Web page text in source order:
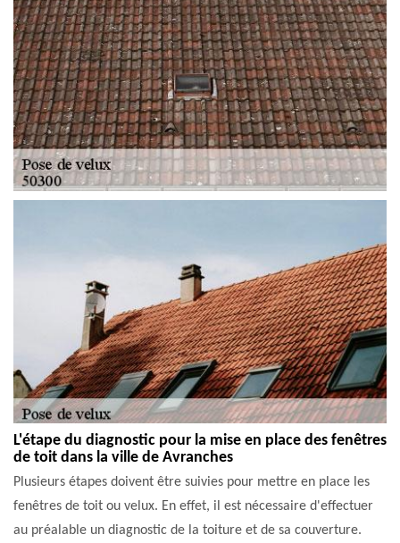
L'étape du diagnostic pour la mise en place des fenêtres
de toit dans la ville de Avranches
Plusieurs étapes doivent être suivies pour mettre en place les
fenêtres de toit ou velux. En effet, il est nécessaire d'effectuer
au préalable un diagnostic de la toiture et de sa couverture.